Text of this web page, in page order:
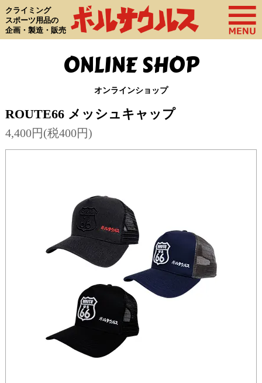
クライミング
スポーツ用品の
企画・製造・販売
ONLINE SHOP
オンラインショップ
ROUTE66 メッシュキャップ
4,400円(税400円)